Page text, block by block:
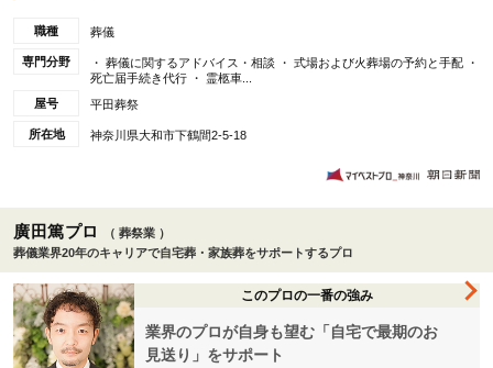
職種 葬儀
専門分野
・ 葬儀に関するアドバイス・相談 ・ 式場および火葬場の予約と手配 ・
死亡届手続き代行 ・ 霊柩車...
屋号
平田葬祭
所在地 神奈川県大和市下鶴間2-5-18
廣田篤プロ
（ 葬祭業 ）
葬儀業界20年のキャリアで自宅葬・家族葬をサポートするプロ
このプロの一番の強み
業界のプロが自身も望む「自宅で最期のお
見送り」をサポート